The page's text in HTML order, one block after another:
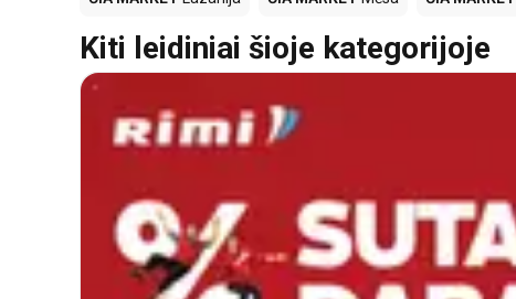
Kiti leidiniai šioje kategorijoje